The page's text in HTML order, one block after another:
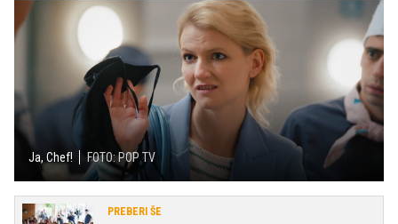
Ja, Chef! FOTO: POP TV
PREBERI ŠE